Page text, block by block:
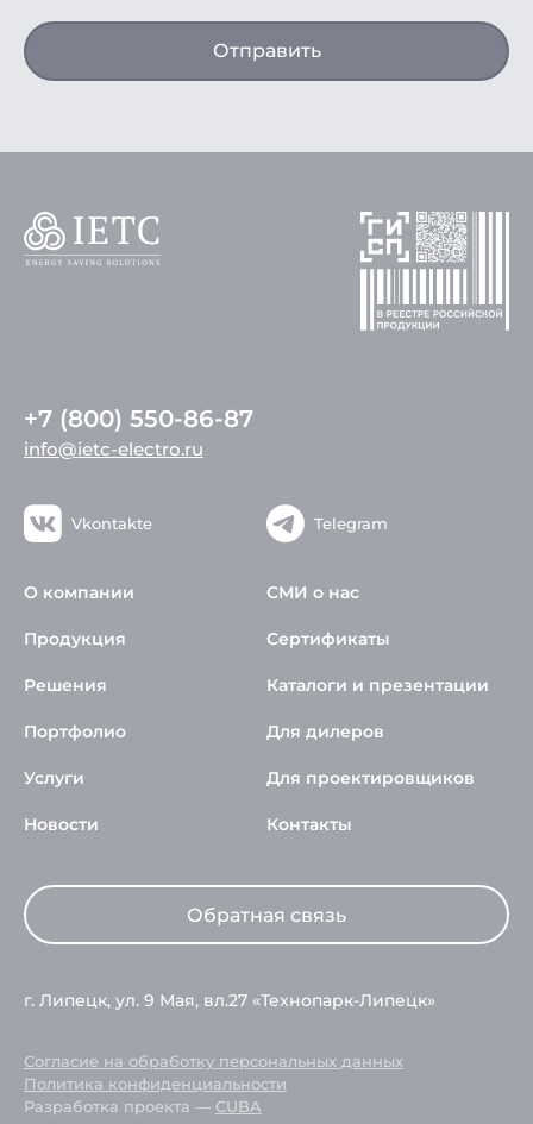
Отправить
+7 (800) 550-86-87
info@ietc-electro.ru
Vkontakte Telegram
О компании
Продукция
Решения
Портфолио
Услуги
Новости
СМИ о нас
Сертификаты
Каталоги и презентации
Для дилеров
Для проектировщиков
Контакты
Обратная связь
г. Липецк, ул. 9 Мая, вл.27 «Технопарк-Липецк»
Согласие на обработку персональных данных
Политика конфиденциальности
Разработка проекта — CUBA